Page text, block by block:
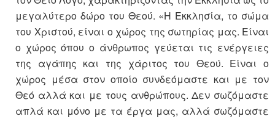
μεγαλύτερο δώρο του Θεού. «Η Εκκλησία, το σώμα
του Χριστού, είναι ο χώρος της σωτηρίας μας. Είναι
ο χώρος όπου ο άνθρωπος γεύεται τις ενέργειες
της αγάπης και της χάριτος του Θεού. Είναι ο
χώρος μέσα στον οποίο συνδεόμαστε και με τον
Θεό αλλά και με τους ανθρώπους. Δεν σωζόμαστε
απλά και μόνο με τα έργα μας, αλλά σωζόμαστε